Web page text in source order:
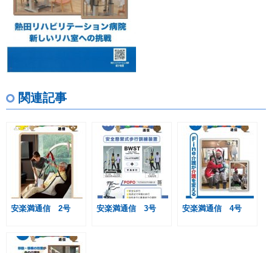
関連記事
安楽満通信 2号 安楽満通信 3号 安楽満通信 4号